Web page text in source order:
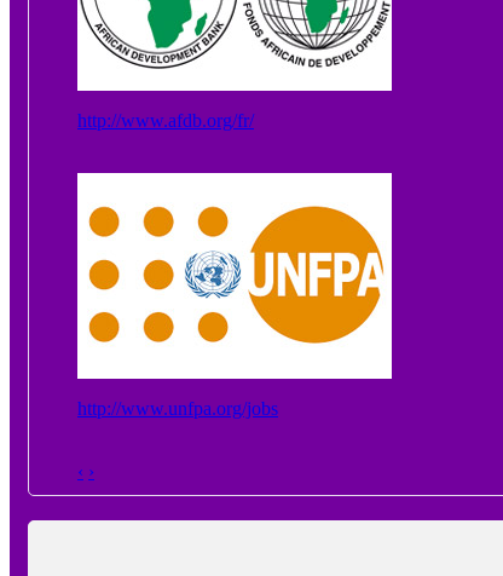
http://www.afdb.org/fr/
http://www.unfpa.org/jobs
‹ ›